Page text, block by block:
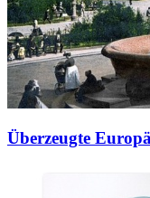
Überzeugte